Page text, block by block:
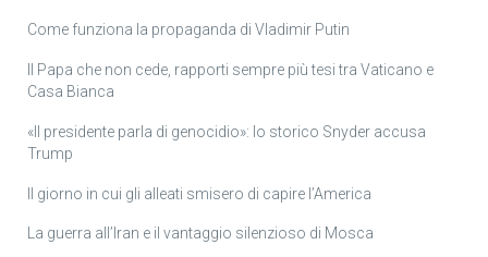
Come funziona la propaganda di Vladimir Putin
Il Papa che non cede, rapporti sempre più tesi tra Vaticano e
Casa Bianca
«Il presidente parla di genocidio»: lo storico Snyder accusa
Trump
Il giorno in cui gli alleati smisero di capire l’America
La guerra all’Iran e il vantaggio silenzioso di Mosca